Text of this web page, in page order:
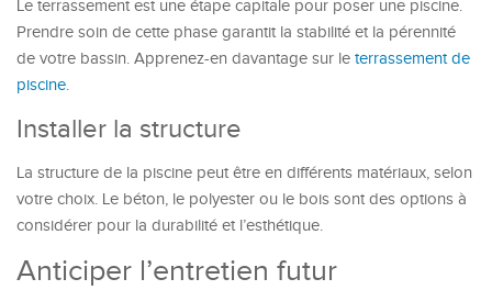
Le terrassement est une étape capitale pour poser une piscine.
Prendre soin de cette phase garantit la stabilité et la pérennité
de votre bassin. Apprenez-en davantage sur le terrassement de
piscine.
Installer la structure
La structure de la piscine peut être en différents matériaux, selon
votre choix. Le béton, le polyester ou le bois sont des options à
considérer pour la durabilité et l’esthétique.
Anticiper l’entretien futur